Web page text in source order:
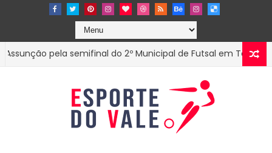
pela semifinal do 2º Municipal de Futsal em Tenório-PB